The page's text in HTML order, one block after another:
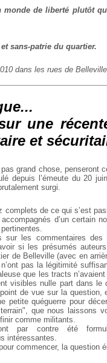
monde de liberté plutôt
sans-patrie du quartier.
dans les rues de
une
et
grand chose, penseront
depuis l’émeute du 20
surgi.
complets de ce qui s’est
d’un certain
sur les commentaires
si les présumés
de Belleville (avec en
pas la légitimité
que les tracts
visibles nulle part dans le
de vue sur la question,
petite quéguerre pour
que nous laissons
comme militants.
ont par contre été
intéressantes.
commencer, la question